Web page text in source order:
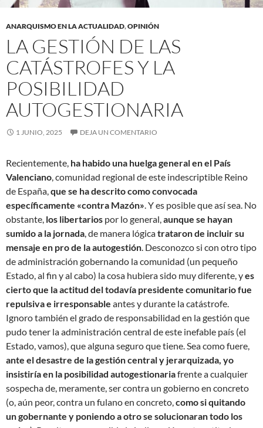
ANARQUISMO EN LA ACTUALIDAD,OPINIÓN
LA GESTIÓN DE LAS
CATÁSTROFES Y LA
POSIBILIDAD
AUTOGESTIONARIA
1 JUNIO, 2025 DEJA UN COMENTARIO
Recientemente, ha habido una huelga general en el País
Valenciano , comunidad regional de este indescriptible Reino
de España, que se ha descrito como convocada
específicamente «contra Mazón» . Y es posible que así sea. No
obstante, los libertarios por lo general, aunque se hayan
sumido a la jornada , de manera lógicatrataron de incluir su
mensaje en pro de la autogestión . Desconozco si con otro tipo
de administración gobernando la comunidad (un pequeño
Estado, al fin y al cabo) la cosa hubiera sido muy diferente, yes
cierto que la actitud del todavía presidente comunitario fue
repulsiva e irresponsable antes y durante la catástrofe.
Ignoro también el grado de responsabilidad en la gestión que
pudo tener la administración central de este inefable país (el
Estado, vamos), que alguna seguro que tiene. Sea como fuere,
ante el desastre de la gestión central y jerarquizada, yo
insistiría en la posibilidad autogestionariafrente a cualquier
sospecha de, meramente, ser contra un gobierno en concreto
(o, aún peor, contra un fulano en concreto, como si quitando
un gobernante y poniendo a otro se solucionaran todo los